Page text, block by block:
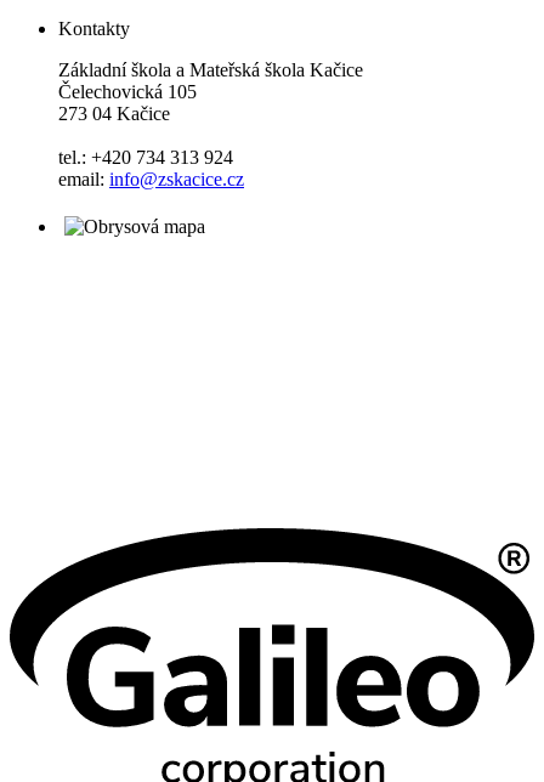
Kontakty
Základní škola a Mateřská škola Kačice
Čelechovická 105
273 04 Kačice
tel.: +420 734 313 924
email: info@zskacice.cz